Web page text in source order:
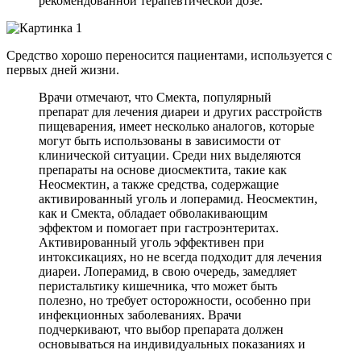
Средство хорошо переносится пациентами, используется с
первых дней жизни.
Врачи отмечают, что Смекта, популярный
препарат для лечения диареи и других расстройств
пищеварения, имеет несколько аналогов, которые
могут быть использованы в зависимости от
клинической ситуации. Среди них выделяются
препараты на основе диосмектита, такие как
Неосмектин, а также средства, содержащие
активированный уголь и лоперамид. Неосмектин,
как и Смекта, обладает обволакивающим
эффектом и помогает при гастроэнтеритах.
Активированный уголь эффективен при
интоксикациях, но не всегда подходит для лечения
диареи. Лоперамид, в свою очередь, замедляет
перистальтику кишечника, что может быть
полезно, но требует осторожности, особенно при
инфекционных заболеваниях. Врачи
подчеркивают, что выбор препарата должен
основываться на индивидуальных показаниях и